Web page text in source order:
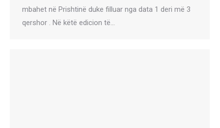
mbahet në Prishtinë duke filluar nga data 1 deri më 3
qershor . Në këtë edicion të…